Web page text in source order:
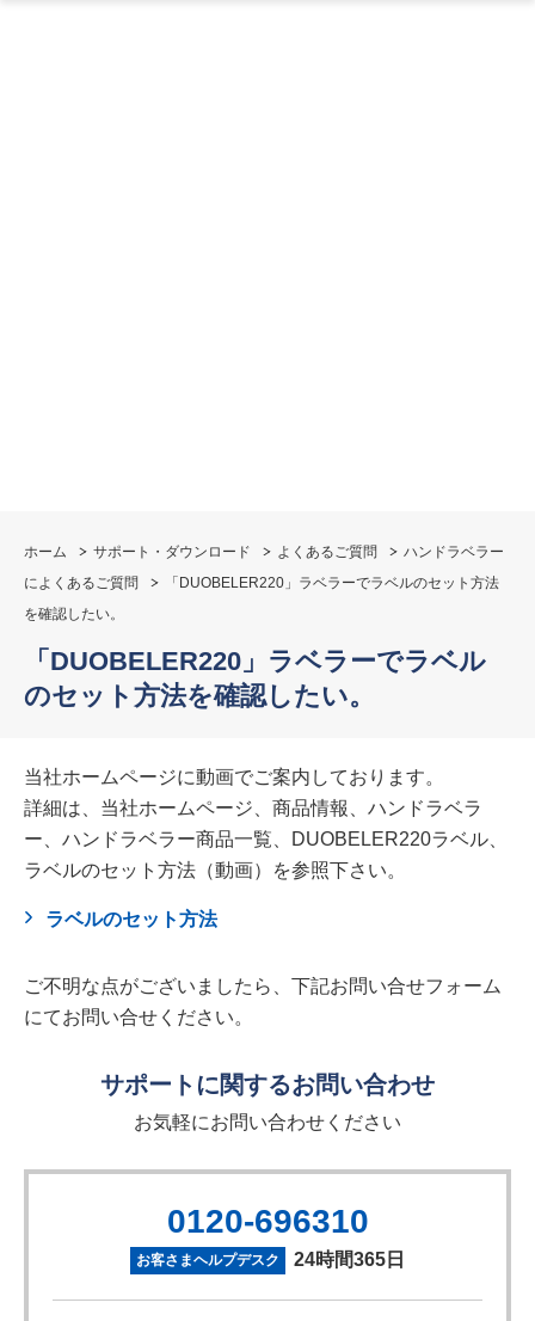
ホーム サポート・ダウンロード よくあるご質問
ハンドラベラー
によくあるご質問
「DUOBELER220」ラベラーでラベルのセット方法
を確認したい。
「DUOBELER220」ラベラーでラベル
のセット方法を確認したい。
当社ホームページに動画でご案内しております。
詳細は、当社ホームページ、商品情報、ハンドラベラ
ー、ハンドラベラー商品一覧、DUOBELER220ラベル、
ラベルのセット方法（動画）を参照下さい。
ラベルのセット方法
ご不明な点がございましたら、下記お問い合せフォーム
にてお問い合せください。
サポートに関するお問い合わせ
お気軽にお問い合わせください
0120-696310
お客さまヘルプデスク 24時間365日